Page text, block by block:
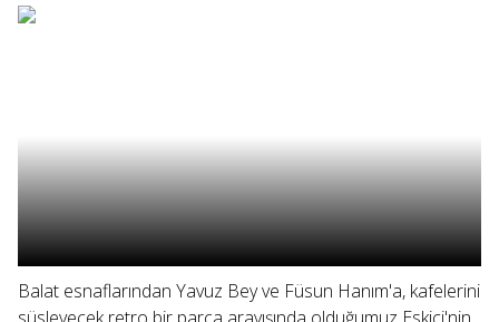
Balat esnaflarından Yavuz Bey ve Füsun Hanım'a, kafelerini